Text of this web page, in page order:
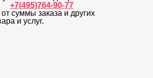
ПОРОГИ НАПОЛЬНЫЕ (ДЛЯ ПОЛА),
+7(495)764-90-77
суммы заказа и других
и услуг.